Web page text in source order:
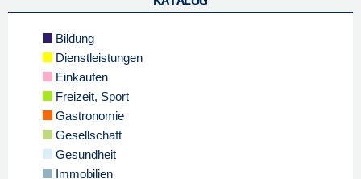
Bildung
Dienstleistungen
Einkaufen
Freizeit, Sport
Gastronomie
Gesellschaft
Gesundheit
Immobilien